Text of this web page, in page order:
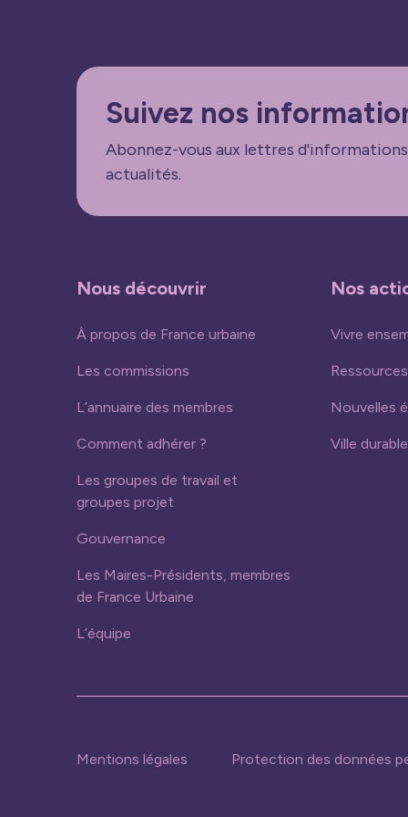
Suivez nos
Abonnez-vous aux lettres
actualités.
Nous découvrir
À propos de France urbaine
Les commissions
L’annuaire des membres
Comment adhérer ?
Les groupes de travail et
groupes projet
Gouvernance
Les Maires-Présidents, membres
de France Urbaine
L’équipe
Nos
Vivre
Ressources
Nouvelles
Ville durable
Mentions légales Protection des données